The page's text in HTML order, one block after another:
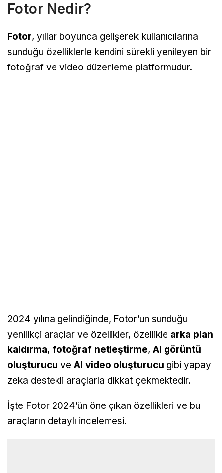
Fotor Nedir?
Fotor, yıllar boyunca gelişerek kullanıcılarına
sunduğu özelliklerle kendini sürekli yenileyen bir
fotoğraf ve video düzenleme platformudur.
2024 yılına gelindiğinde, Fotor’un sunduğu
yenilikçi araçlar ve özellikler, özellikle arka plan
kaldırma, fotoğraf netleştirme, AI görüntü
oluşturucu ve AI video oluşturucu gibi yapay
zeka destekli araçlarla dikkat çekmektedir.
İşte Fotor 2024’ün öne çıkan özellikleri ve bu
araçların detaylı incelemesi.